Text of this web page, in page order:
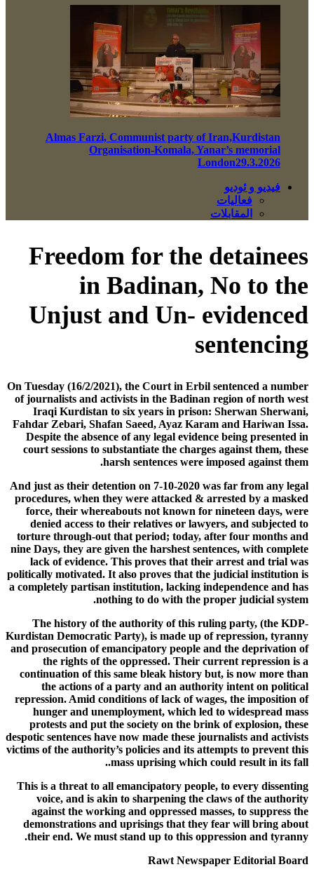
Almas Farzi, Communist party of Iran,Kurdistan
Organisation-Komala, Yanar’s memorial
London29.3.2026
فيديو و ئوديو
فعاليات
المقابلات
Freedom for the detainees
in Badinan, No to the
Unjust and Un- evidenced
sentencing
On Tuesday (16/2/2021), the Court in Erbil sentenced a number
of journalists and activists in the Badinan region of north west
Iraqi Kurdistan to six years in prison: Sherwan Sherwani,
Fahdar Zebari, Shafan Saeed, Ayaz Karam and Hariwan Issa.
Despite the absence of any legal evidence being presented in
court sessions to substantiate the charges against them, these
harsh sentences were imposed against them.
And just as their detention on 7-10-2020 was far from any legal
procedures, when they were attacked & arrested by a masked
force, their whereabouts not known for nineteen days, were
denied access to their relatives or lawyers, and subjected to
torture through-out that period; today, after four months and
nine Days, they are given the harshest sentences, with complete
lack of evidence. This proves that their arrest and trial was
politically motivated. It also proves that the judicial institution is
a completely partisan institution, lacking independence and has
nothing to do with the proper judicial system.
The history of the authority of this ruling party, (the KDP-
Kurdistan Democratic Party), is made up of repression, tyranny
and prosecution of emancipatory people and the deprivation of
the rights of the oppressed. Their current repression is a
continuation of this same bleak history but, is now more than
the actions of a party and an authority intent on political
repression. Amid conditions of lack of wages, the imposition of
hunger and unemployment, which led to widespread mass
protests and put the society on the brink of explosion, these
despotic sentences have now made these journalists and activists
victims of the authority’s policies and its attempts to prevent this
mass uprising which could result in its fall..
This is a threat to all emancipatory people, to every dissenting
voice, and is akin to sharpening the claws of the authority
against the working and oppressed masses, to suppress the
demonstrations and uprisings that they fear will bring about
their end. We must stand up to this oppression and tyranny.
Rawt Newspaper Editorial Board